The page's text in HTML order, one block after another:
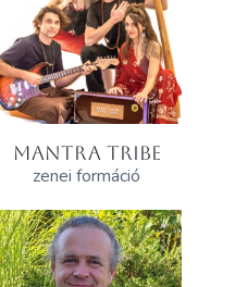
MANTRA TRIBE
zenei formáció